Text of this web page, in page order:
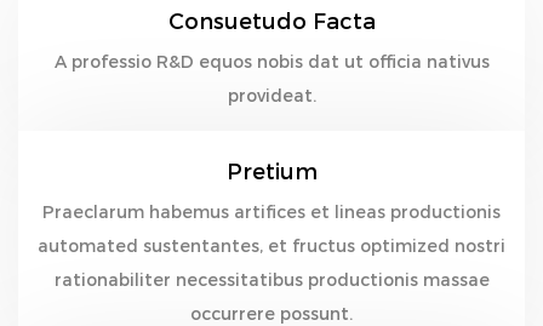
Consuetudo Facta
A professio R&D equos nobis dat ut officia nativus
provideat.
Pretium
Praeclarum habemus artifices et lineas productionis
automated sustentantes, et fructus optimized nostri
rationabiliter necessitatibus productionis massae
occurrere possunt.